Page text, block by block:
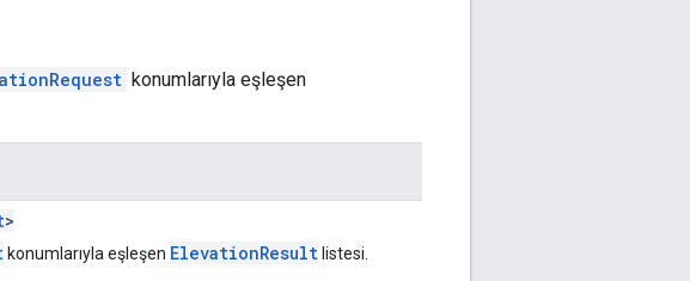
konumlarıyla eşleşen
>
konumlarıyla eşleşen ElevationResult listesi.